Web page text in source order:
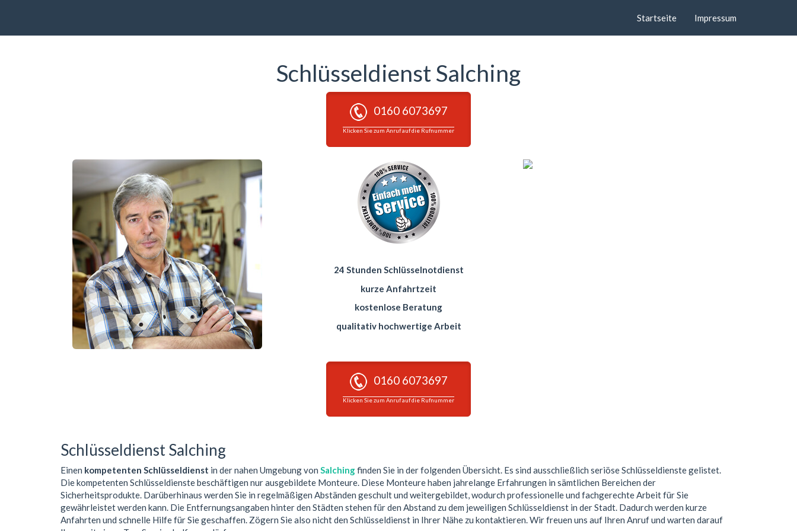
Startseite Impressum
Schlüsseldienst Salching
0160 6073697
Klicken Sie zum Anruf auf die Rufnummer
24 Stunden Schlüsselnotdienst
kurze Anfahrtzeit
kostenlose Beratung
qualitativ hochwertige Arbeit
0160 6073697
Klicken Sie zum Anruf auf die Rufnummer
Schlüsseldienst Salching
Einen kompetenten Schlüsseldienst in der nahen Umgebung von Salchingfinden Sie in der folgenden Übersicht. Es sind ausschließlich seriöse Schlüsseldienste gelistet.
Die kompetenten Schlüsseldienste beschäftigen nur ausgebildete Monteure. Diese Monteure haben jahrelange Erfahrungen in sämtlichen Bereichen der
Sicherheitsprodukte. Darüberhinaus werden Sie in regelmäßigen Abständen geschult und weitergebildet, wodurch professionelle und fachgerechte Arbeit für Sie
gewährleistet werden kann. Die Entfernungsangaben hinter den Städten stehen für den Abstand zu dem jeweiligen Schlüsseldienst in der Stadt. Dadurch werden kurze
Anfahrten und schnelle Hilfe für Sie geschaffen. Zögern Sie also nicht den Schlüsseldienst in Ihrer Nähe zu kontaktieren. Wir freuen uns auf Ihren Anruf und warten darauf